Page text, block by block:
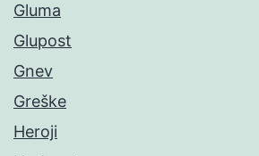
Gluma
Glupost
Gnev
Greške
Heroji